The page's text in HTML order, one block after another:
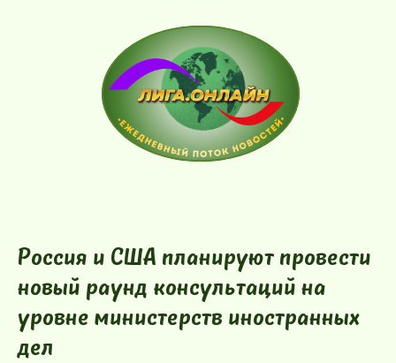
Россия и США планируют провести
новый раунд консультаций на
уровне министерств иностранных
дел